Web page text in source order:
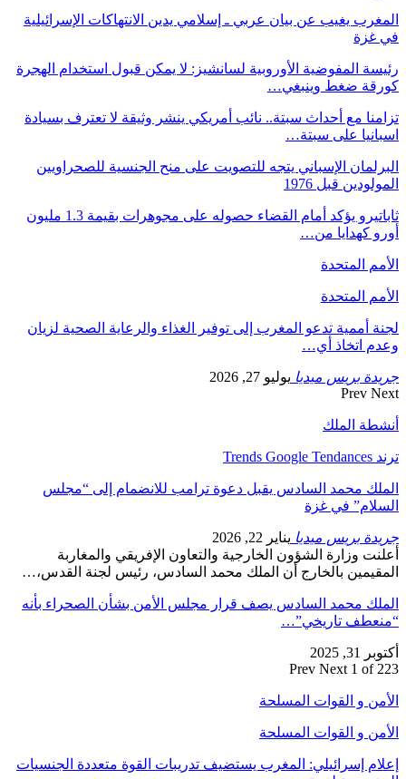
المغرب يغيب عن بيان عربي ـ إسلامي يدين الانتهاكات الإسرائيلية
في غزة
رئيسة المفوضية الأوروبية لسانشيز: لا يمكن قبول استخدام الهجرة
كورقة ضغط وينبغي…
تزامنا مع أحداث سبتة.. نائب أمريكي ينشر وثيقة لا تعترف بسيادة
اسبانيا على سبتة…
البرلمان الإسباني يتجه للتصويت على منح الجنسية للصحراويين
المولودين قبل 1976
ثاباتيرو يؤكد أمام القضاء حصوله على مجوهرات بقيمة 1.3 مليون
أورو كهدايا من…
الأمم المتحدة
الأمم المتحدة
لجنة أممية تدعو المغرب إلى توفير الغذاء والرعاية الصحية لزيان
وعدم اتخاذ أي…
جريدة بريس ميديا يوليو 27, 2026
Prev Next
أنشطة الملك
ترند Trends Google Tendances
الملك محمد السادس يقبل دعوة ترامب للانضمام إلى “مجلس
السلام” في غزة
جريدة بريس ميديا يناير 22, 2026
أعلنت وزارة الشؤون الخارجية والتعاون الإفريقي والمغاربة
المقيمين بالخارج أن الملك محمد السادس، رئيس لجنة القدس،…
الملك محمد السادس يصف قرار مجلس الأمن بشأن الصحراء بأنه
“منعطف تاريخي”…
أكتوبر 31, 2025
Prev Next 1 of 223
الأمن و القوات المسلحة
الأمن و القوات المسلحة
إعلام إسرائيلي: المغرب يستضيف تدريبات القوة متعددة الجنسيات